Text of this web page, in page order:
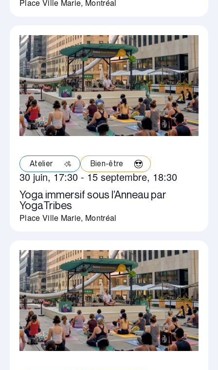
Place Ville Marie, Montréal
Yoga immersif sous l’Anneau par
YogaTribes
30 juin, 17:30 -15 septembre, 18:30
Place Ville Marie, Montréal
Atelier Bien-être